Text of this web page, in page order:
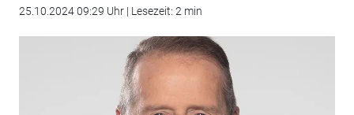
25.10.2024 09:29 Uhr | Lesezeit: 2 min